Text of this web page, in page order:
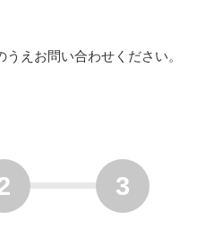
うえお問い合わせください。